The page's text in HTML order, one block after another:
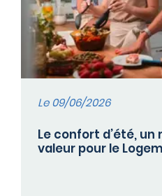
Le 09/06/2026
Le confort d’été, un
valeur pour le